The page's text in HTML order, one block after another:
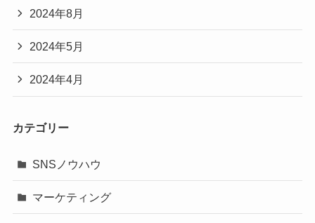
2024年8月
2024年5月
2024年4月
カテゴリー
SNSノウハウ
マーケティング